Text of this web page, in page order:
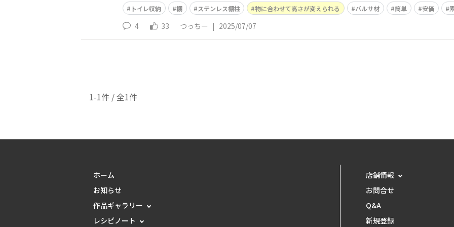
トイレ収納 棚 ステンレス棚柱 物に合わせて高さが変えられる バルサ材 簡単 安価
4 33 つっちー | 2025/07/07
1-1件 / 全1件
ホーム
お知らせ
作品ギャラリー
レシピノート
店舗情報
お問合せ
Q&A
新規登録